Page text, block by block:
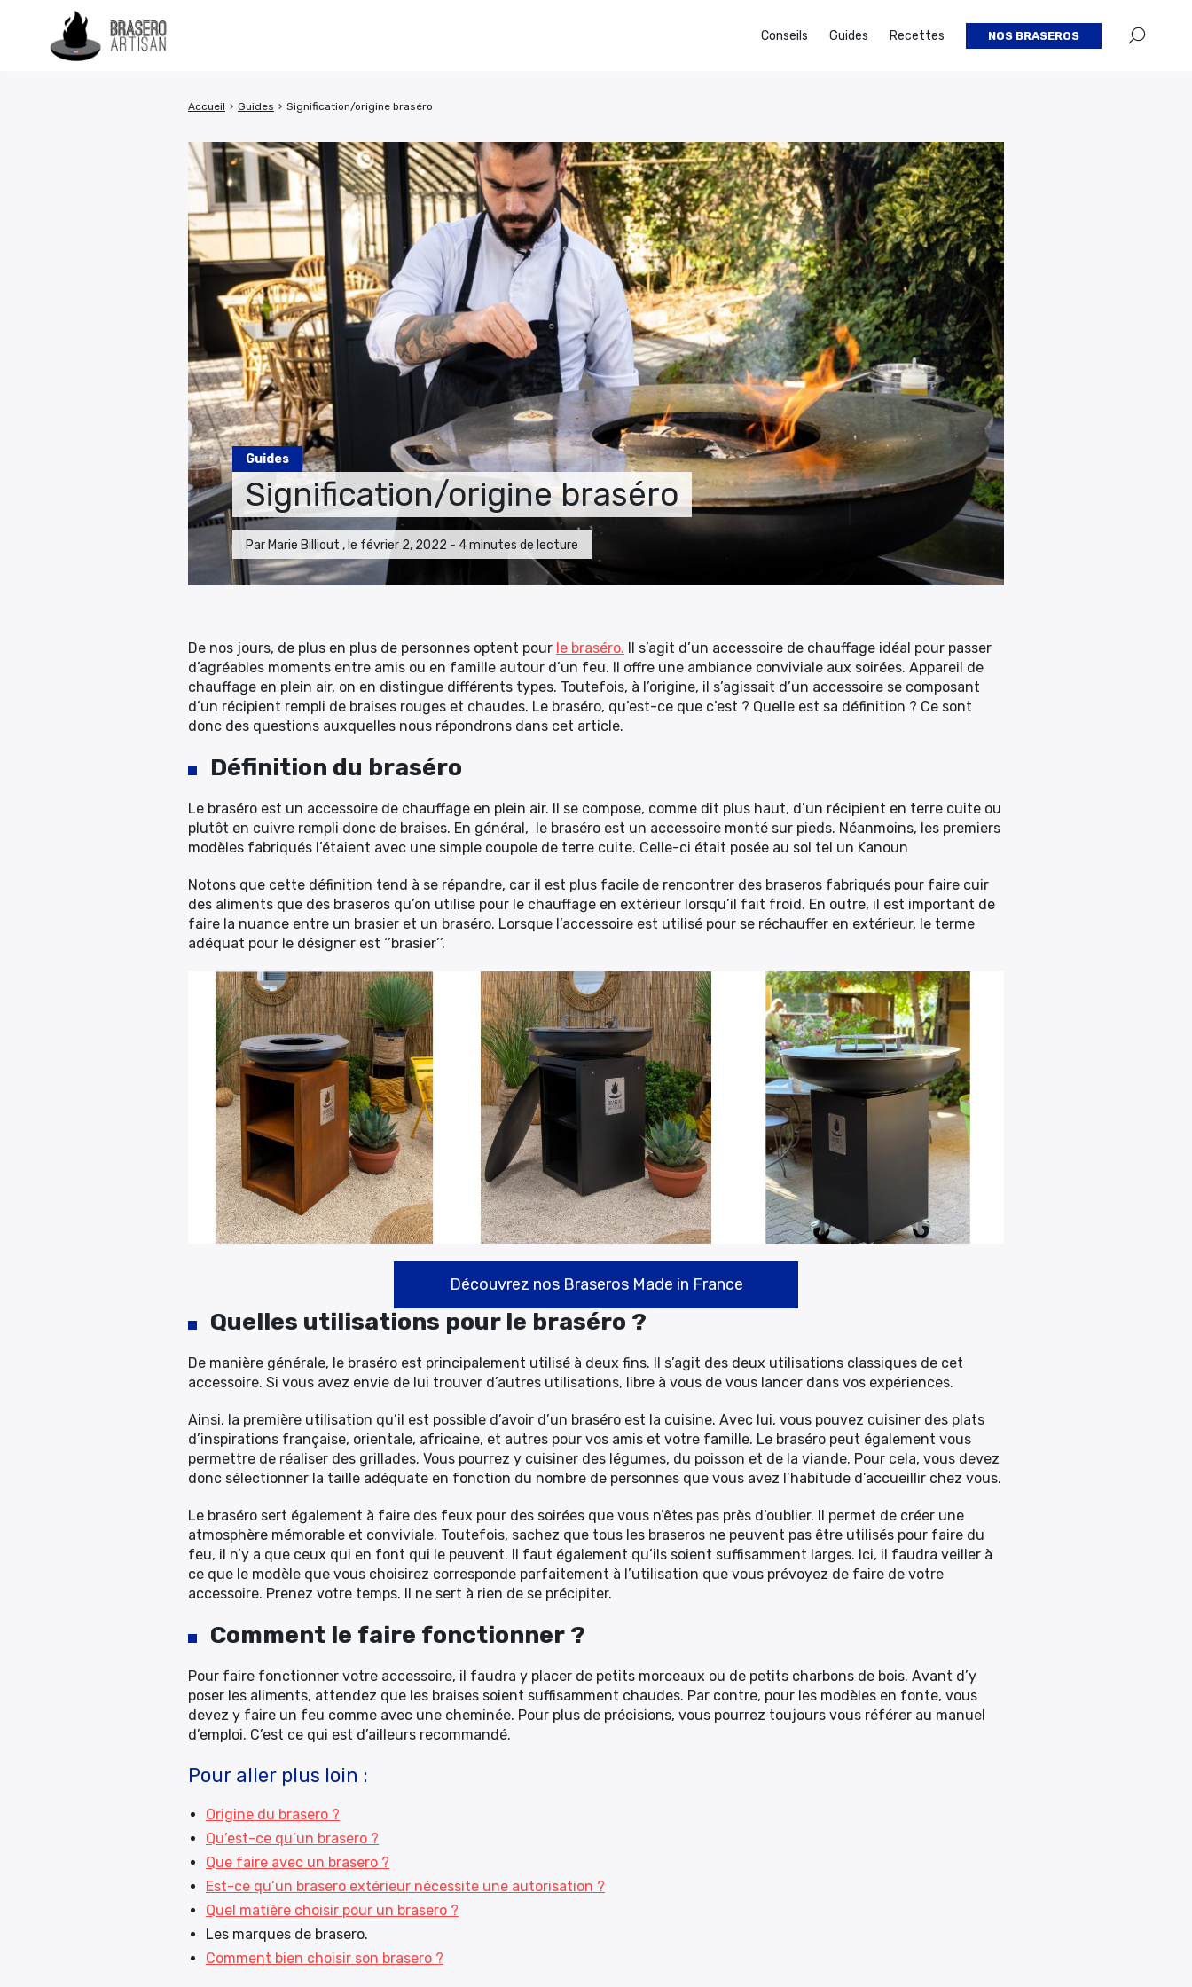
Guides
Signification/origine braséro
Par Marie Billiout , le février 2, 2022 - 4 minutes de lecture
Accueil › Guides › Signification/origine braséro
De nos jours, de plus en plus de personnes optent pour le braséro. Il s’agit d’un accessoire de chauffage idéal pour passer
d’agréables moments entre amis ou en famille autour d’un feu. Il offre une ambiance conviviale aux soirées. Appareil de
chauffage en plein air, on en distingue différents types. Toutefois, à l’origine, il s’agissait d’un accessoire se composant
d’un récipient rempli de braises rouges et chaudes. Le braséro, qu’est-ce que c’est ? Quelle est sa définition ? Ce sont
donc des questions auxquelles nous répondrons dans cet article.
Définition du braséro
Le braséro est un accessoire de chauffage en plein air. Il se compose, comme dit plus haut, d’un récipient en terre cuite ou
plutôt en cuivre rempli donc de braises. En général, le braséro est un accessoire monté sur pieds. Néanmoins, les premiers
modèles fabriqués l’étaient avec une simple coupole de terre cuite. Celle-ci était posée au sol tel un Kanoun
Notons que cette définition tend à se répandre, car il est plus facile de rencontrer des braseros fabriqués pour faire cuir
des aliments que des braseros qu’on utilise pour le chauffage en extérieur lorsqu’il fait froid. En outre, il est important de
faire la nuance entre un brasier et un braséro. Lorsque l’accessoire est utilisé pour se réchauffer en extérieur, le terme
adéquat pour le désigner est ‘’brasier’’.
Découvrez nos Braseros Made in France
Quelles utilisations pour le braséro ?
De manière générale, le braséro est principalement utilisé à deux fins. Il s’agit des deux utilisations classiques de cet
accessoire. Si vous avez envie de lui trouver d’autres utilisations, libre à vous de vous lancer dans vos expériences.
Ainsi, la première utilisation qu’il est possible d’avoir d’un braséro est la cuisine. Avec lui, vous pouvez cuisiner des plats
d’inspirations française, orientale, africaine, et autres pour vos amis et votre famille. Le braséro peut également vous
permettre de réaliser des grillades. Vous pourrez y cuisiner des légumes, du poisson et de la viande. Pour cela, vous devez
donc sélectionner la taille adéquate en fonction du nombre de personnes que vous avez l’habitude d’accueillir chez vous.
Le braséro sert également à faire des feux pour des soirées que vous n’êtes pas près d’oublier. Il permet de créer une
atmosphère mémorable et conviviale. Toutefois, sachez que tous les braseros ne peuvent pas être utilisés pour faire du
feu, il n’y a que ceux qui en font qui le peuvent. Il faut également qu’ils soient suffisamment larges. Ici, il faudra veiller à
ce que le modèle que vous choisirez corresponde parfaitement à l’utilisation que vous prévoyez de faire de votre
accessoire. Prenez votre temps. Il ne sert à rien de se précipiter.
Comment le faire fonctionner ?
Pour faire fonctionner votre accessoire, il faudra y placer de petits morceaux ou de petits charbons de bois. Avant d’y
poser les aliments, attendez que les braises soient suffisamment chaudes. Par contre, pour les modèles en fonte, vous
devez y faire un feu comme avec une cheminée. Pour plus de précisions, vous pourrez toujours vous référer au manuel
d’emploi. C’est ce qui est d’ailleurs recommandé.
Pour aller plus loin :
Origine du brasero ?
Qu’est-ce qu’un brasero ?
Que faire avec un brasero ?
Est-ce qu’un brasero extérieur nécessite une autorisation ?
Quel matière choisir pour un brasero ?
Les marques de brasero.
Comment bien choisir son brasero ?
Conseils Guides Recettes NOS BRASEROS
Rechercher